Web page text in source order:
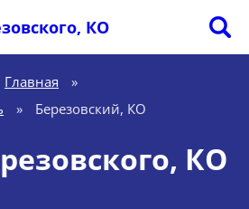
КО
Главная
»
» Березовский, КО
КО